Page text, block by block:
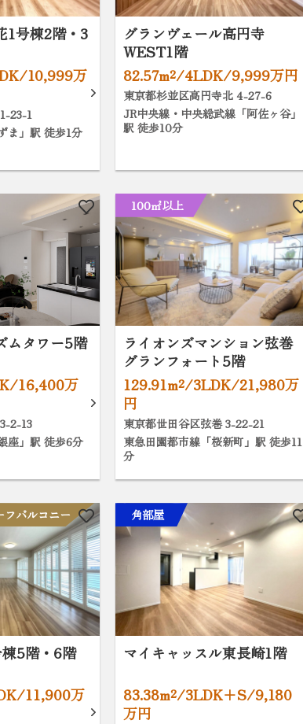
1号棟2階・3
10,999万
23-1
ま」駅 徒歩1分
グランヴェール高円寺
WEST1階
82.57m²/4LDK/9,999万円
東京都杉並区高円寺北 4-27-6
JR中央線・中央総武線「阿佐ヶ谷」
駅 徒歩10分
ムタワー5階
16,400万
2-13
座」駅 徒歩6分
100㎡以上
ライオンズマンション弦巻
グランフォート5階
129.91m²/3LDK/21,980万
円
東京都世田谷区弦巻 3-22-21
東急田園都市線「桜新町」駅 徒歩11
分
フバルコニー
5階・6階
11,900万
角部屋
マイキャッスル東長崎1階
83.38m²/3LDK+S/9,180
万円